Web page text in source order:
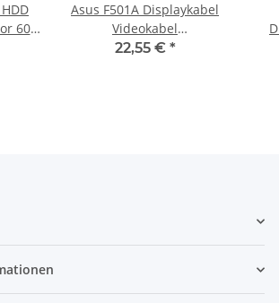
60-
Asus F501A Displaykabel
Videokabel
CLA501CB03P #3592
22,55 € *